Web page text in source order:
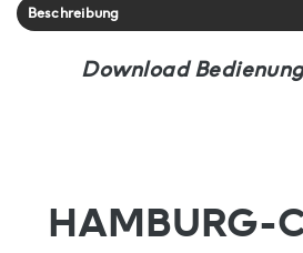
Beschreibung
Download
HAMBURG-